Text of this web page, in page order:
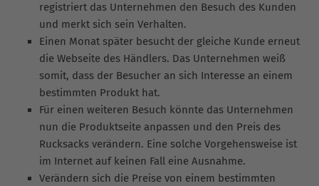
registriert das Unternehmen den Besuch des Kunden
und merkt sich sein Verhalten.
Einen Monat später besucht der gleiche Kunde erneut
die Webseite des Händlers. Das Unternehmen weiß
somit, dass der Besucher an sich Interesse an einem
bestimmten Produkt hat.
Für einen weiteren Besuch könnte das Unternehmen
nun die Produktseite anpassen und den Preis des
Rucksacks verändern. Eine solche Vorgehensweise ist
im Internet auf keinen Fall eine Ausnahme.
Verändern sich die Preise von einem bestimmten